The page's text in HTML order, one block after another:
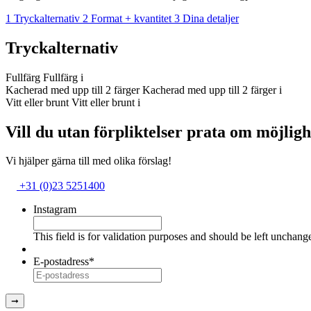
1 Tryckalternativ 2 Format + kvantitet 3 Dina detaljer
Tryckalternativ
Fullfärg Fullfärg i
Kacherad med upp till 2 färger Kacherad med upp till 2 färgeri
Vitt eller brunt Vitt eller brunt i
Vill du utan förpliktelser prata om
Vi hjälper gärna till med olika förslag!
+31 (0)23 5251400
Instagram
This field is for validation purposes and should be left
E-postadress*
➞